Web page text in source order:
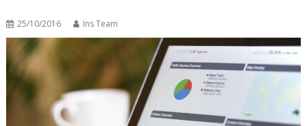
25/10/2016 Ins Team